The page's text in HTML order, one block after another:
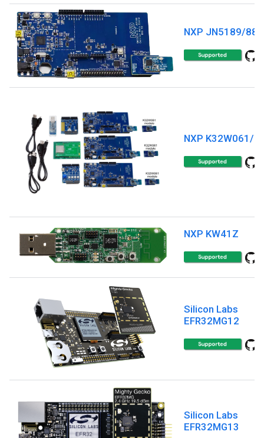
NXP JN5189/88
NXP K32W061/
NXP KW41Z
Silicon Labs
EFR32MG12
Silicon Labs
EFR32MG13